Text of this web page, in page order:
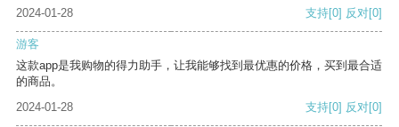
2024-01-28 支持[0] 反对[0]
游客
这款app是我购物的得力助手，让我能够找到最优惠的价格，买到最合适
的商品。
2024-01-28
支持[0] 反对[0]